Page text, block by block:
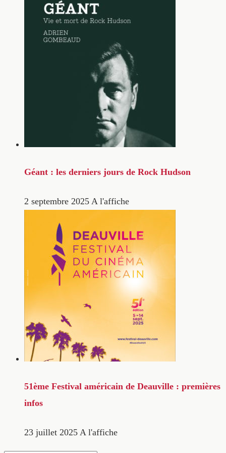
Géant : les derniers jours de Rock Hudson
2 septembre 2025 A l'affiche
51ème Festival américain de Deauville : premières
infos
23 juillet 2025 A l'affiche